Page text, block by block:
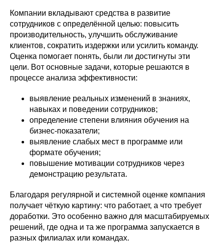
Компании вкладывают средства в развитие
сотрудников с определённой целью: повысить
производительность, улучшить обслуживание
клиентов, сократить издержки или усилить команду.
Оценка помогает понять, были ли достигнуты эти
цели. Вот основные задачи, которые решаются в
процессе анализа эффективности:
выявление реальных изменений в знаниях,
навыках и поведении сотрудников;
определение степени влияния обучения на
бизнес-показатели;
выявление слабых мест в программе или
формате обучения;
повышение мотивации сотрудников через
демонстрацию результата.
Благодаря регулярной и системной оценке компания
получает чёткую картину: что работает, а что требует
доработки. Это особенно важно для масштабируемых
решений, где одна и та же программа запускается в
разных филиалах или командах.